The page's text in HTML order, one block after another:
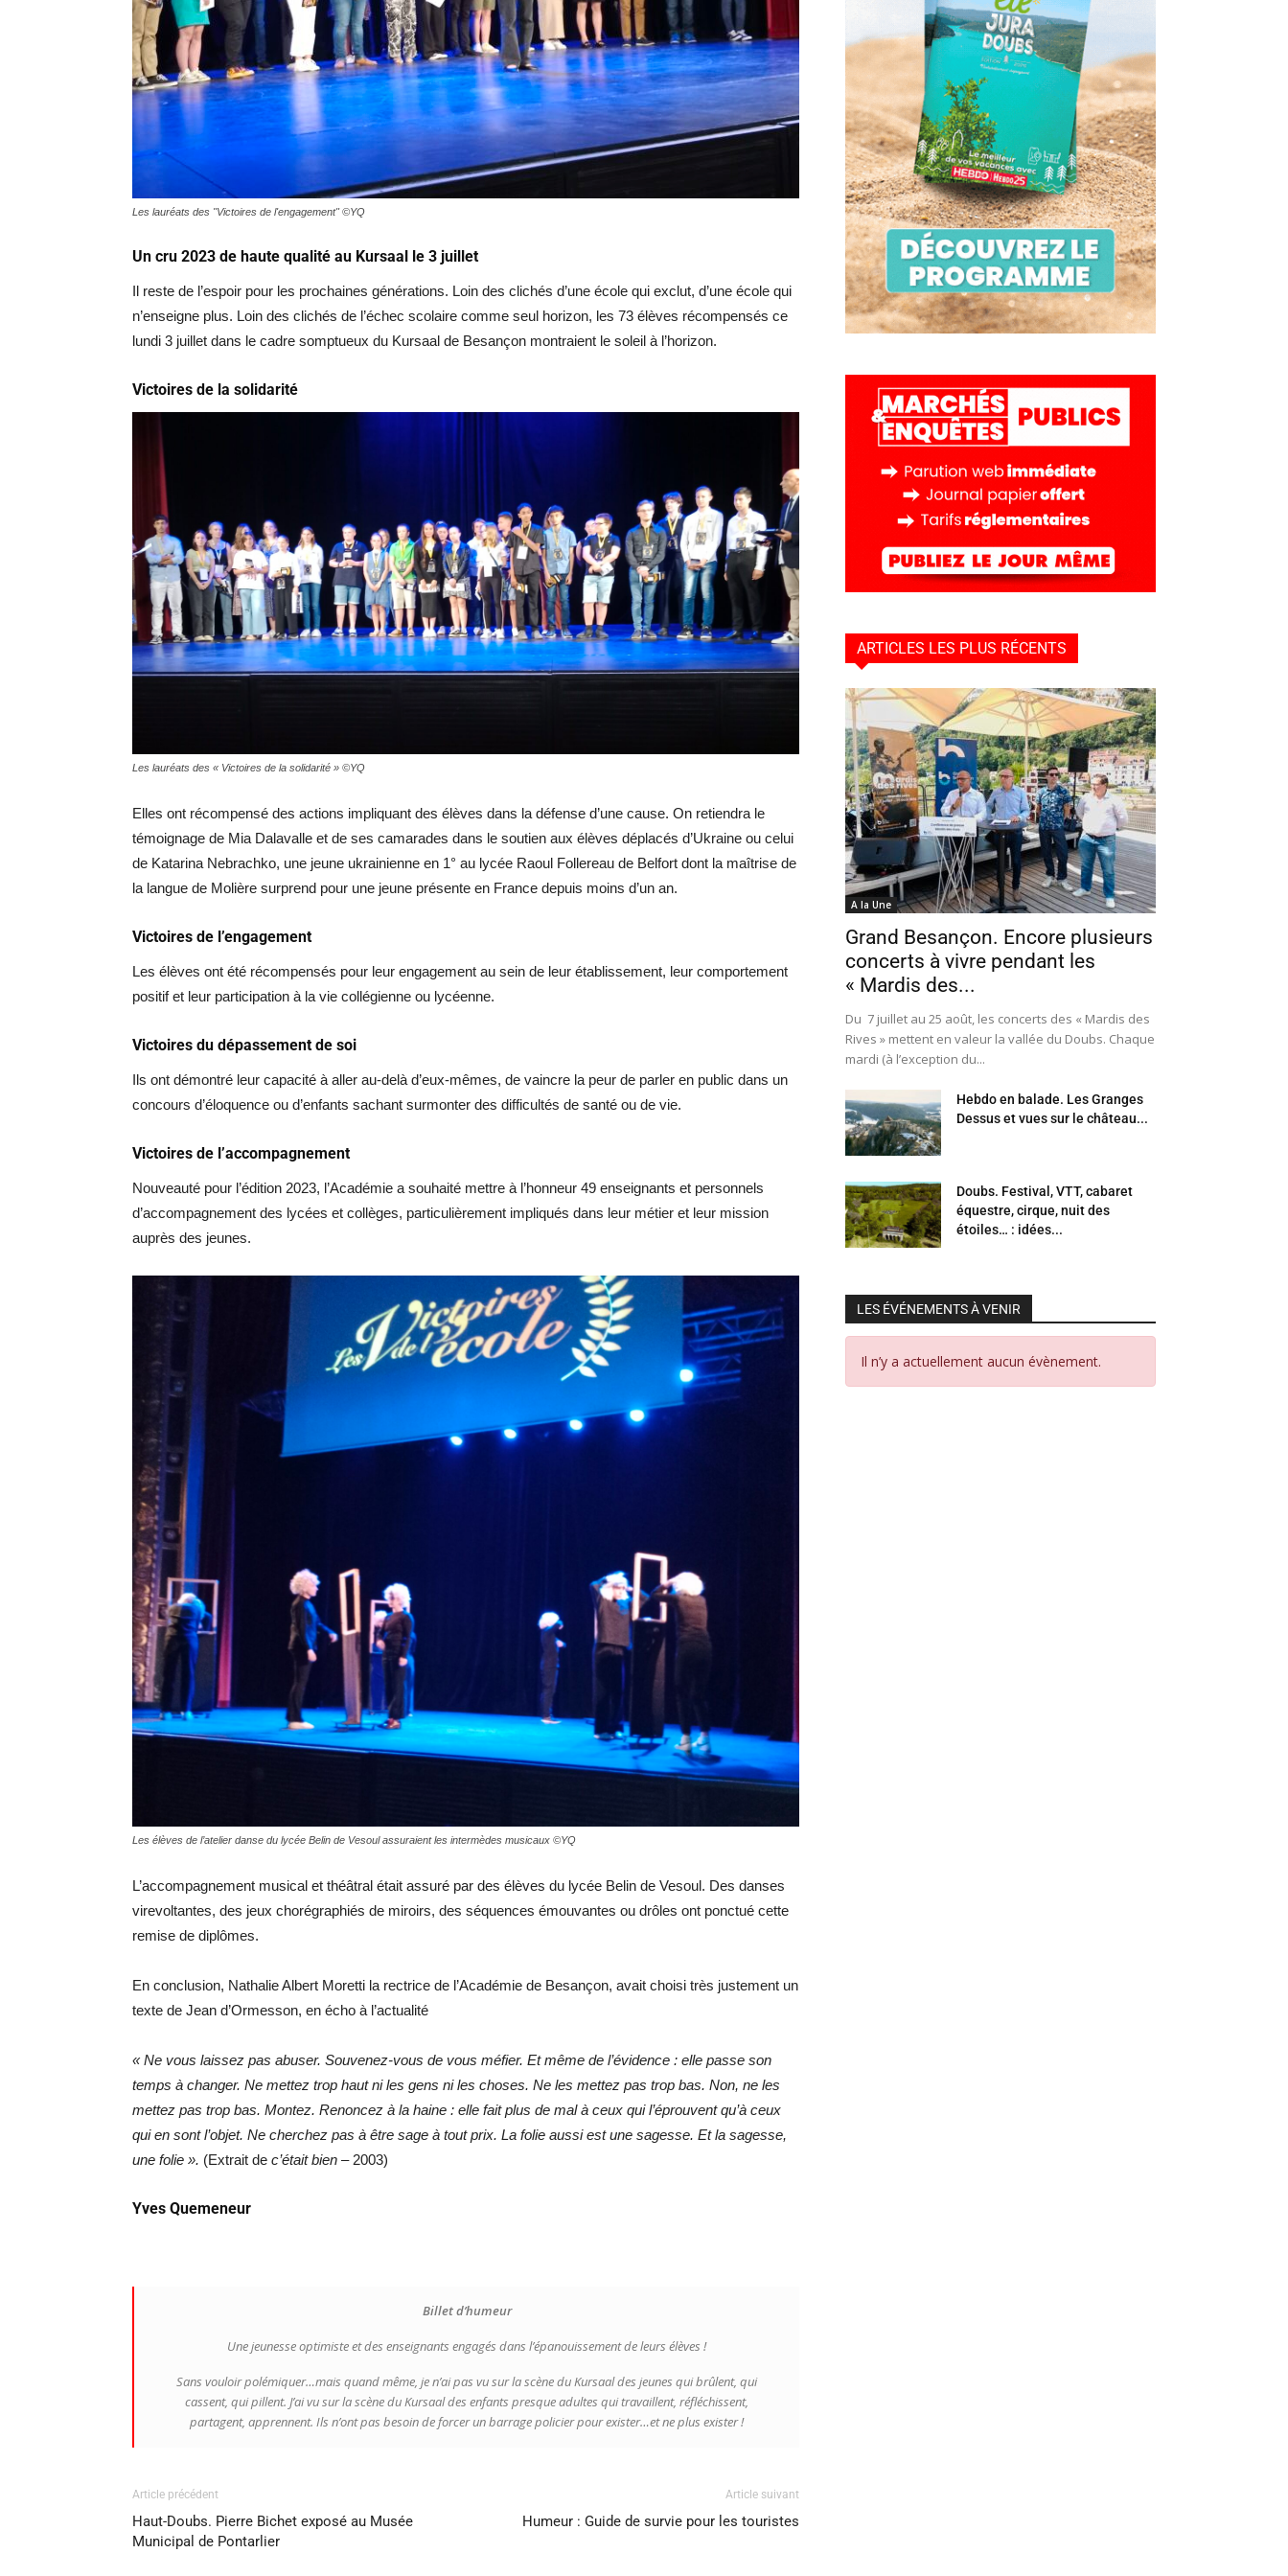
Hebdo25
Les lauréats des "Victoires de l'engagement" ©YQ
Un cru 2023 de haute qualité au Kursaal le 3 juillet
Il reste de l’espoir pour les prochaines générations. Loin des clichés d’une école qui exclut, d’une école qui
n’enseigne plus. Loin des clichés de l’échec scolaire comme seul horizon, les 73 élèves récompensés ce
lundi 3 juillet dans le cadre somptueux du Kursaal de Besançon montraient le soleil à l’horizon.
Victoires de la solidarité
Les lauréats des « Victoires de la solidarité » ©YQ
Elles ont récompensé des actions impliquant des élèves dans la défense d’une cause. On retiendra le
témoignage de Mia Dalavalle et de ses camarades dans le soutien aux élèves déplacés d’Ukraine ou celui
de Katarina Nebrachko, une jeune ukrainienne en 1° au lycée Raoul Follereau de Belfort dont la maîtrise de
la langue de Molière surprend pour une jeune présente en France depuis moins d’un an.
Victoires de l’engagement
Les élèves ont été récompensés pour leur engagement au sein de leur établissement, leur comportement
positif et leur participation à la vie collégienne ou lycéenne.
Victoires du dépassement de soi
Ils ont démontré leur capacité à aller au-delà d’eux-mêmes, de vaincre la peur de parler en public dans un
concours d’éloquence ou d’enfants sachant surmonter des difficultés de santé ou de vie.
Victoires de l’accompagnement
Nouveauté pour l’édition 2023, l’Académie a souhaité mettre à l’honneur 49 enseignants et personnels
d’accompagnement des lycées et collèges, particulièrement impliqués dans leur métier et leur mission
auprès des jeunes.
Les élèves de l’atelier danse du lycée Belin de Vesoul assuraient les intermèdes musicaux ©YQ
L’accompagnement musical et théâtral était assuré par des élèves du lycée Belin de Vesoul. Des danses
virevoltantes, des jeux chorégraphiés de miroirs, des séquences émouvantes ou drôles ont ponctué cette
remise de diplômes.
En conclusion, Nathalie Albert Moretti la rectrice de l’Académie de Besançon, avait choisi très justement un
texte de Jean d’Ormesson, en écho à l’actualité
« Ne vous laissez pas abuser. Souvenez-vous de vous méfier. Et même de l’évidence : elle passe son
temps à changer. Ne mettez trop haut ni les gens ni les choses. Ne les mettez pas trop bas. Non, ne les
mettez pas trop bas. Montez. Renoncez à la haine : elle fait plus de mal à ceux qui l’éprouvent qu’à ceux
qui en sont l’objet. Ne cherchez pas à être sage à tout prix. La folie aussi est une sagesse. Et la sagesse,
une folie ». (Extrait de c’était bien – 2003)
Yves Quemeneur
Billet d’humeur
Une jeunesse optimiste et des enseignants engagés dans l’épanouissement de leurs élèves !
Sans vouloir polémiquer…mais quand même, je n’ai pas vu sur la scène du Kursaal des jeunes qui brûlent, qui
cassent, qui pillent. J’ai vu sur la scène du Kursaal des enfants presque adultes qui travaillent, réfléchissent,
partagent, apprennent. Ils n’ont pas besoin de forcer un barrage policier pour exister…et ne plus exister !
Article précédent
Haut-Doubs. Pierre Bichet exposé au Musée
Municipal de Pontarlier
Article suivant
Humeur : Guide de survie pour les touristes
ARTICLES LES PLUS RÉCENTS
A la Une
Grand Besançon. Encore plusieurs
concerts à vivre pendant les
« Mardis des...
Du 7 juillet au 25 août, les concerts des « Mardis des
Rives » mettent en valeur la vallée du Doubs. Chaque
mardi (à l’exception du...
Hebdo en balade. Les Granges
Dessus et vues sur le château...
Doubs. Festival, VTT, cabaret
équestre, cirque, nuit des
étoiles… : idées...
LES ÉVÉNEMENTS À VENIR
Il n’y a actuellement aucun évènement.